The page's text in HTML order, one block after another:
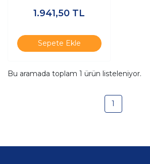
1.941,50 TL
Sepete Ekle
Bu aramada toplam 1 ürün listeleniyor.
1